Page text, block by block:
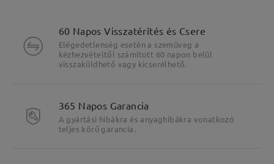
60 Napos Visszatérítés és Csere
Elégedetlenség esetén a szemüveg a
kézhezvételtől számított 60 napon belül
visszaküldhető vagy kicserélhető.
365 Napos Garancia
A gyártási hibákra és anyaghibákra vonatkozó
teljes körű garancia.